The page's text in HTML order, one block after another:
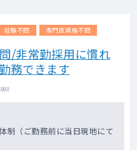
経験不問 専門医資格不問
/非常勤採用に慣れ
務できます
制（ご勤務前に当日現地にて